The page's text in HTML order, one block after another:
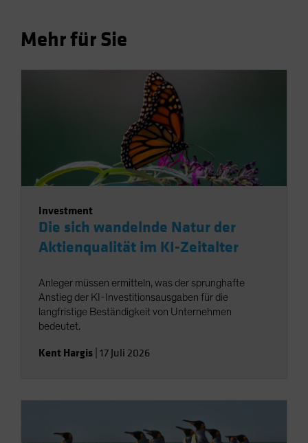
Mehr für Sie
Investment
Die sich wandelnde Natur der
Aktienqualität im KI-Zeitalter
Anleger müssen ermitteln, was der sprunghafte
Anstieg der KI-Investitionsausgaben für die
langfristige Beständigkeit von Unternehmen
bedeutet.
Kent Hargis 17 Juli 2026